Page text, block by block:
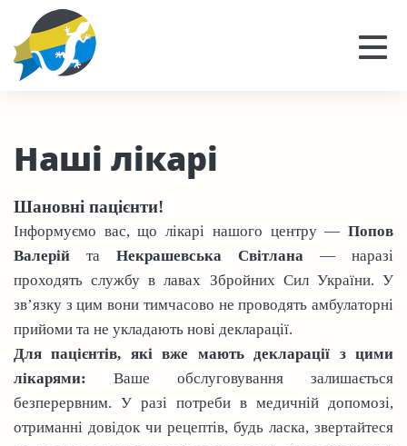
Наші лікарі
Шановні пацієнти!
Інформуємо вас, що лікарі нашого центру — Попов
Валерій та Некрашевська Світлана — наразі
проходять службу в лавах Збройних Сил України. У
зв’язку з цим вони тимчасово не проводять амбулаторні
прийоми та не укладають нові декларації.
Для пацієнтів, які вже мають декларації з цими
лікарями:
Ваше обслуговування залишається
безперервним. У разі потреби в медичній допомозі,
отриманні довідок чи рецептів, будь ласка, звертайтеся